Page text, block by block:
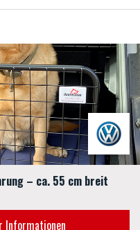
– ca. 55 cm breit
Informationen